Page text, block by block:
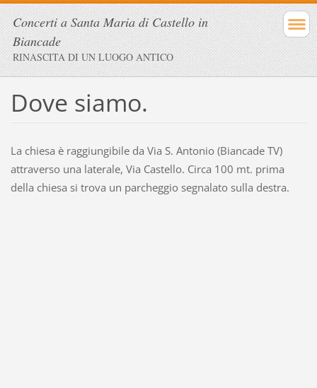
Concerti a Santa Maria di Castello in
Biancade
RINASCITA DI UN LUOGO ANTICO
Dove siamo.
La chiesa è raggiungibile da Via S. Antonio (Biancade TV)
attraverso una laterale, Via Castello. Circa 100 mt. prima
della chiesa si trova un parcheggio segnalato sulla destra.